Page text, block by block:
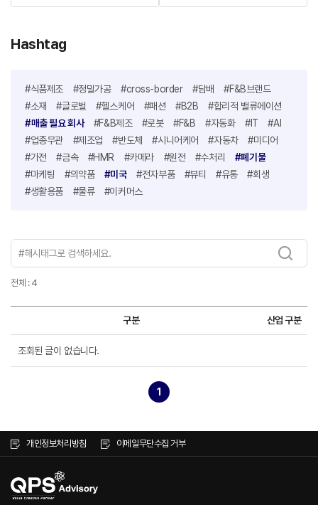
Hashtag
#식품제조 #정밀가공 #cross-border #담배
#F&B브랜드
#소재
#글로벌 #헬스케어 #패션 #B2B
#합리적 밸류에이션
#매출 필요 회사
#F&B제조 #로봇 #F&B #자동화 #IT
#AI
#업종무관
#제조업 #반도체 #시니어케어 #자동차
#미디어
#가전
#금속 #HMR #카메라 #원전 #수처리
#폐기물
#마케팅
#의약품 #미국 #전자부품 #뷰티 #유통
#회생
#생활용품
#물류 #이커머스
전체 : 4
구분 산업 구분
조회된 글이 없습니다.
1
개인정보처리방침 이메일무단수집 거부